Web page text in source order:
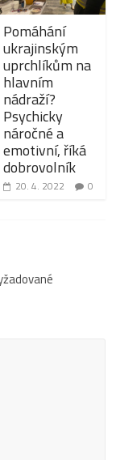
Pomáhání
ukrajinským
uprchlíkům na
hlavním
nádraží?
Psychicky
náročné a
emotivní, říká
dobrovolník
20. 4. 2022 0